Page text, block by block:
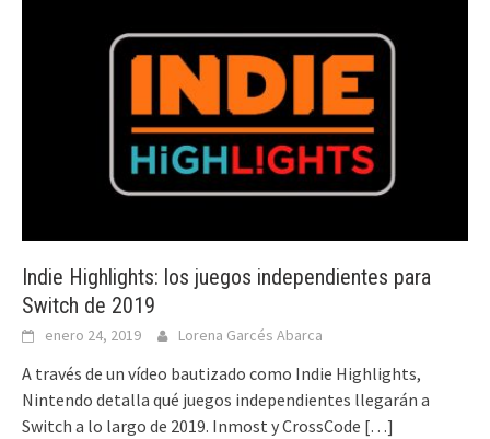
Indie Highlights: los juegos independientes para
Switch de 2019
enero 24, 2019 Lorena Garcés Abarca
A través de un vídeo bautizado como Indie Highlights,
Nintendo detalla qué juegos independientes llegarán a
Switch a lo largo de 2019. Inmost y CrossCode […]